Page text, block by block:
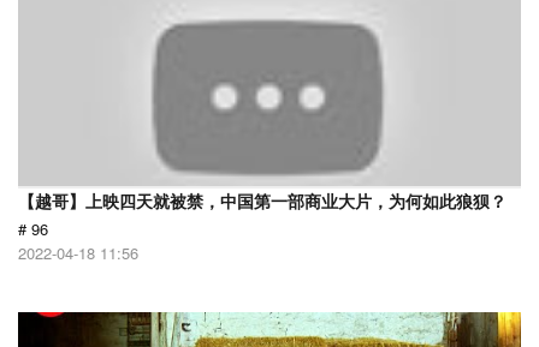
【越哥】上映四天就被禁，中国第一部商业大片，为何如此狼狈？
# 96
2022-04-18 11:56